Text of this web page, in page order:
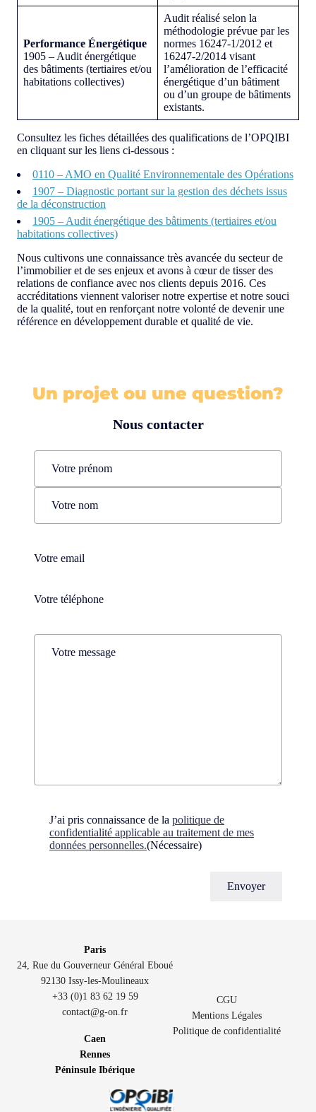
Performance Énergétique
1905 – Audit énergétique
des bâtiments (tertiaires et/ou
habitations collectives)
Audit réalisé selon la
méthodologie prévue par les
normes 16247-1/2012 et
16247-2/2014 visant
l’amélioration de l’efficacité
énergétique d’un bâtiment
ou d’un groupe de bâtiments
existants.
Consultez les fiches détaillées des qualifications de l’OPQIBI
en cliquant sur les liens ci-dessous :
0110 – AMO en Qualité Environnementale des Opérations
1907 – Diagnostic portant sur la gestion des déchets issus
de la déconstruction
1905 – Audit énergétique des bâtiments (tertiaires et/ou
habitations collectives)
Nous cultivons une connaissance très avancée du secteur de
l’immobilier et de ses enjeux et avons à cœur de tisser des
relations de confiance avec nos clients depuis 2016. Ces
accréditations viennent valoriser notre expertise et notre souci
de la qualité, tout en renforçant notre volonté de devenir une
référence en développement durable et qualité de vie.
Un projet ou une question?
Nous contacter
Name
Prénom
Téléphone(Nécessaire)
Téléphone(Nécessaire)
Comments
Consent(Nécessaire)
J’ai pris connaissance de la politique de
confidentialité applicable au traitement de mes
données personnelles.(Nécessaire)
Paris
24, Rue du Gouverneur Général Eboué
92130 Issy-les-Moulineaux
+33 (0)1 83 62 19 59
contact@g-on.fr
Caen
Rennes
Péninsule Ibérique
CGU
Mentions Légales
Politique de confidentialité